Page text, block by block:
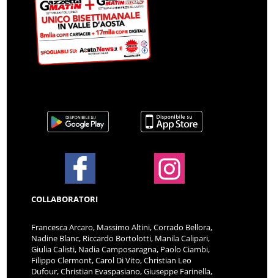
COLLABORATORI
Francesca Arcaro, Massimo Altini, Corrado Bellora,
Nadine Blanc, Riccardo Bortolotti, Manila Calipari,
Giulia Calisti, Nadia Camposaragna, Paolo Ciambi,
Filippo Clermont, Carol Di Vito, Christian Leo
Dufour, Christian Evaspasiano, Giuseppe Farinella,